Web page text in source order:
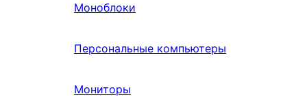
Моноблоки
Персональные компьютеры
Мониторы